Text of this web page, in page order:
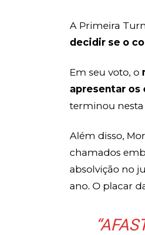
A Primeira
decidir se o
Em seu voto, o
apresentar os
terminou nesta
Além disso,
chamados
absolvição no
ano. O placar